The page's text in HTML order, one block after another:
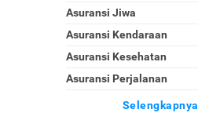
Asuransi Jiwa
Asuransi Kendaraan
Asuransi Kesehatan
Asuransi Perjalanan
Selengkapnya